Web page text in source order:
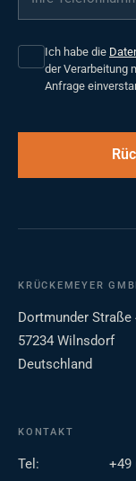
Ich habe die
der Verarbeitung
Anfrage
KRÜCKEMEYER
Dortmunder Straße
57234 Wilnsdorf
Deutschland
KONTAKT
Tel:
+49